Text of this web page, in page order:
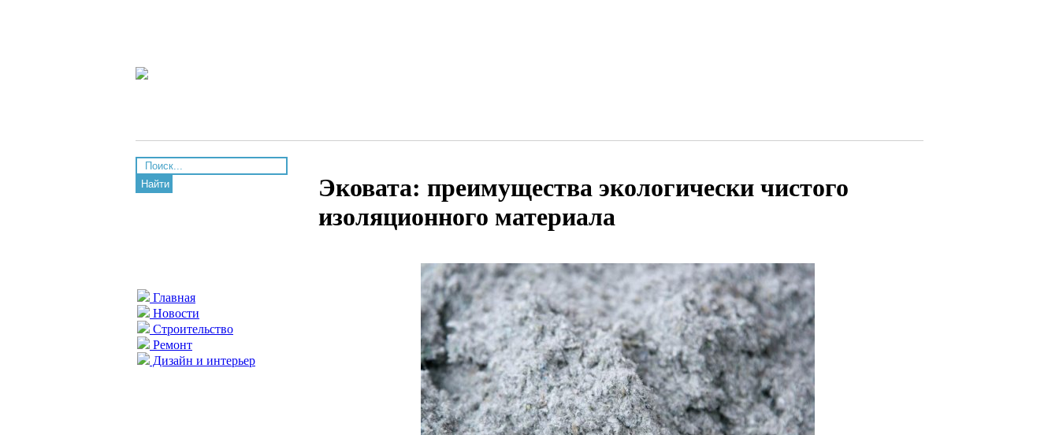
Найти
Главная
Новости
Строительство
Ремонт
Дизайн и интерьер
Эковата: преимущества экологически чистого
изоляционного материала